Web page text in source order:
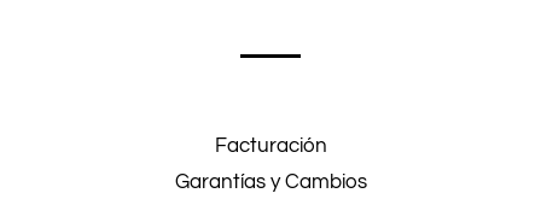
Facturación
Garantías y Cambios